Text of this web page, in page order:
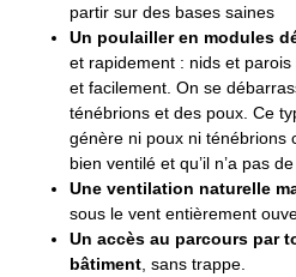
partir sur des bases saines
Un poulailler en modules
et rapidement : nids et
et facilement. On se
ténébrions et des poux. Ce
génère ni poux ni ténébrions
bien ventilé et qu’il n’a pas
Une ventilation naturelle
sous le vent entièrement
Un accès au parcours par
bâtiment , sans trappe.